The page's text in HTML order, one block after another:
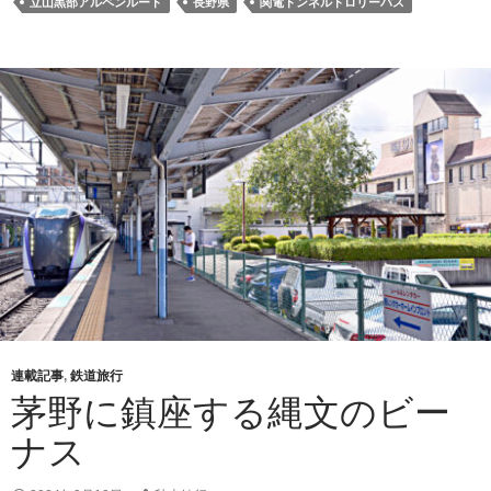
連載記事, 鉄道旅行
茅野に鎮座する縄文のビー
ナス